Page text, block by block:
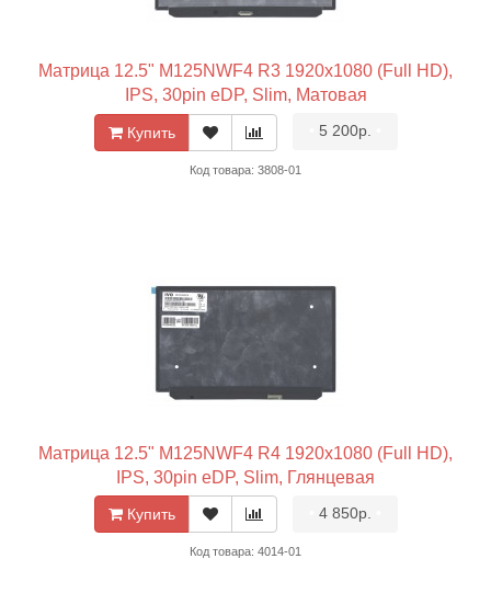
Матрица 12.5" M125NWF4 R3 1920x1080 (Full HD),
IPS, 30pin eDP, Slim, Матовая
Купить 5 200р.
Код товара: 3808-01
Матрица 12.5" M125NWF4 R4 1920x1080 (Full HD),
IPS, 30pin eDP, Slim, Глянцевая
Купить 4 850р.
Код товара: 4014-01